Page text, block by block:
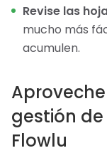
Revise las
mucho más
acumulen.
gestión
Flowlu